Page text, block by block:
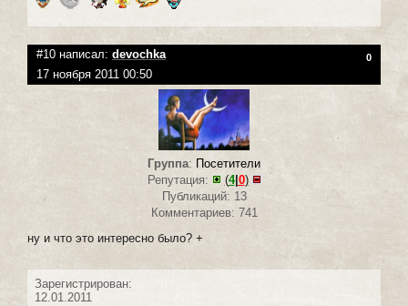
#10 написал: devochka 0
17 ноября 2011 00:50
Группа: Посетители
Репутация:
(4| 0)
Публикаций: 13
Комментариев: 741
ну и что это интересно было? +
Зарегистрирован:
12.01.2011